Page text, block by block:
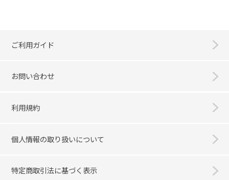
ご利用ガイド
お問い合わせ
利用規約
個人情報の取り扱いについて
特定商取引法に基づく表示